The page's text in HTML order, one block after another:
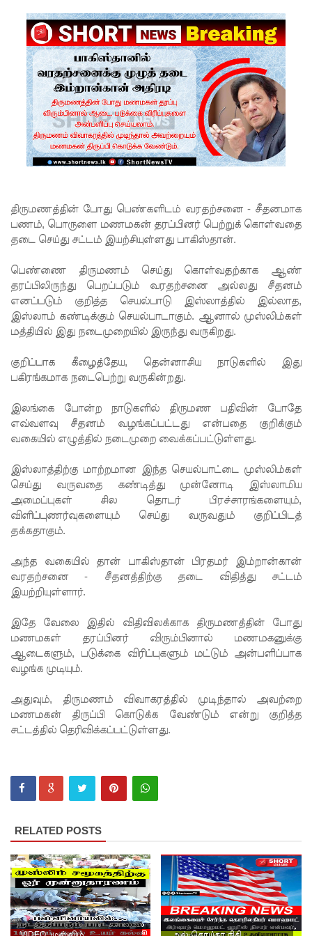
மண்சரிவு
அபாய
எச்சரிக்
கை!
மட்டக்கள
ப்பு
சுற்றி
பலத்த
பாதுகாப்பு!
லலித் -
குகன்
காணாமற்
போன
வழக்கு
கோட்டாப
செப்டம்பர்
29ஆம்
தேதி
ளி மூலம்
சாட்சியம
ளிக்க
உத்தரவு!
மெகசின்
கைதி
பலி!
நாட்டில்
தொடரும்
சிறைக்கல
வரங்கள் -
திருமணத்தின் போது பெண்களிடம் வரதற்சனை - சீதனமாக
பணம், பொருளை மணமகன் தரப்பினர் பெற்றுக் கொள்வதை
தடை செய்து சட்டம் இயற்சியுள்ளது பாகிஸ்தான்.
பெண்ணை திருமணம் செய்து கொள்வதற்காக ஆண்
தரப்பிலிருந்து பெறப்படும் வரதற்சனை அல்லது சீதனம்
எனப்படும் குறித்த செயல்பாடு இஸ்லாத்தில் இல்லாத,
இஸ்லாம் கண்டிக்கும் செயல்பாடாகும். ஆனால் முஸ்லிம்கள்
மத்தியில் இது நடைமுறையில் இருந்து வருகிறது.
குறிப்பாக கீழைத்தேய, தென்னாசிய நாடுகளில் இது
பகிரங்கமாக நடைபெற்று வருகின்றது.
இலங்கை போன்ற நாடுகளில் திருமண பதிவின் போதே
எவ்வளவு சீதனம் வழங்கப்பட்டது என்பதை குறிக்கும்
வகையில் எழுத்தில் நடைமுறை வைக்கப்பட்டுள்ளது.
இஸ்லாத்திற்கு மாற்றமான இந்த செயல்பாட்டை முஸ்லிம்கள்
செய்து வருவதை கண்டித்து முன்னோடி இஸ்லாமிய
அமைப்புகள் சில தொடர் பிரச்சாரங்களையும்,
விளிப்புணர்வுகளையும் செய்து வருவதும் குறிப்பிடத்
தக்கதாகும்.
அந்த வகையில் தான் பாகிஸ்தான் பிரதமர் இம்றான்கான்
வரதற்சனை - சீதனத்திற்கு தடை விதித்து சட்டம்
இயற்றியுள்ளார்.
இதே வேலை இதில் விதிவிலக்காக திருமணத்தின் போது
மணமகள் தரப்பினர் விரும்பினால் மணமகனுக்கு
ஆடைகளும், படுக்கை விரிப்புகளும் மட்டும் அன்பளிப்பாக
வழங்க முடியும்.
அதுவும், திருமணம் விவாகரத்தில் முடிந்தால் அவற்றை
மணமகன் திருப்பி கொடுக்க வேண்டும் என்று குறித்த
சட்டத்தில் தெரிவிக்கப்பட்டுள்ளது.
RELATED POSTS